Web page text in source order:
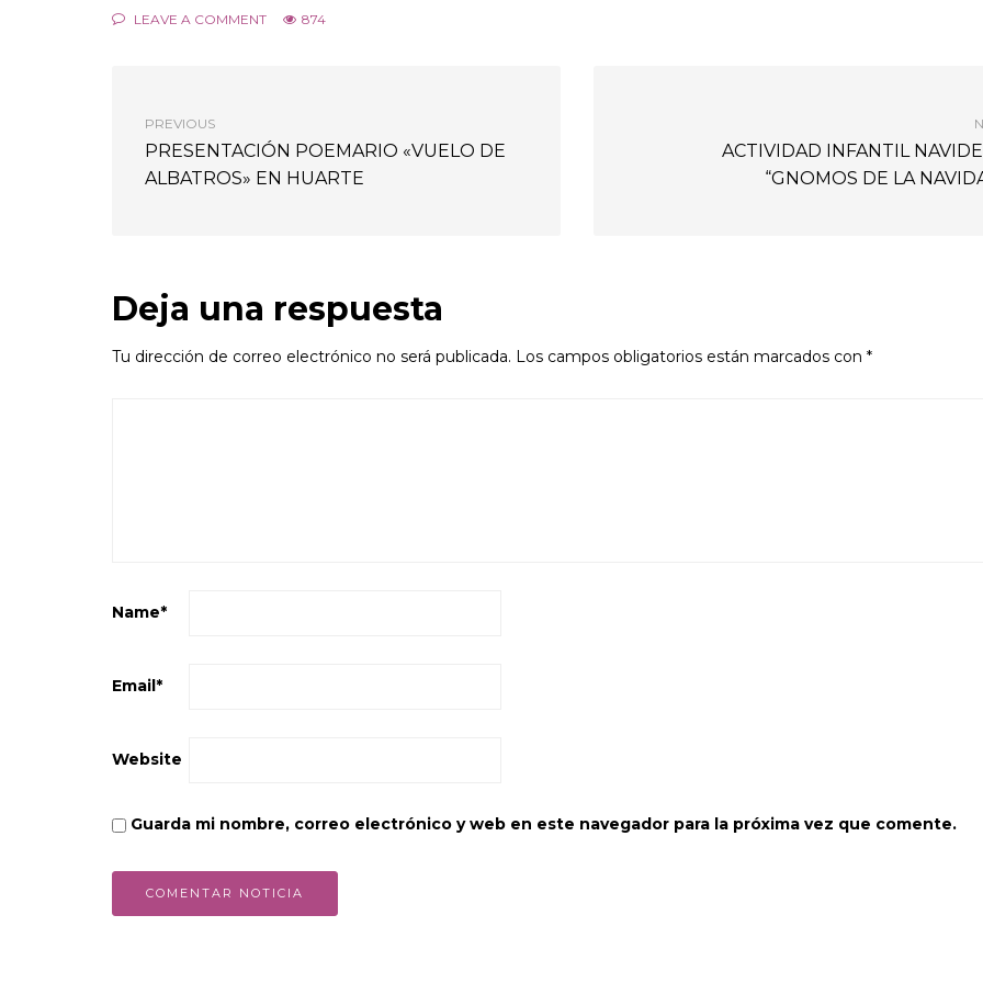
LEAVE A COMMENT 874
PREVIOUS
PRESENTACIÓN POEMARIO «VUELO DE
ALBATROS» EN HUARTE
ACTIVIDAD INFANTIL
“GNOMOS DE LA
Deja una respuesta
Tu dirección de correo electrónico no será publicada. Los campos obligatorios están marcados con *
Name*
Email*
Website
Guarda mi nombre, correo electrónico y web en este navegador para la próxima vez que comente.